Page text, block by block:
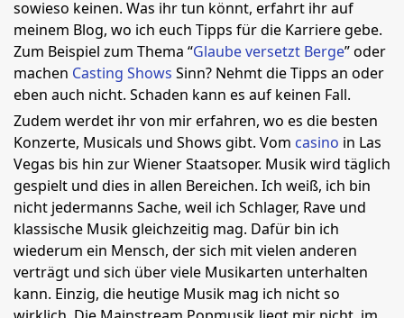
sowieso keinen. Was ihr tun könnt, erfahrt ihr auf
meinem Blog, wo ich euch Tipps für die Karriere gebe.
Zum Beispiel zum Thema “Glaube versetzt Berge” oder
machen Casting Shows Sinn? Nehmt die Tipps an oder
eben auch nicht. Schaden kann es auf keinen Fall.
Zudem werdet ihr von mir erfahren, wo es die besten
Konzerte, Musicals und Shows gibt. Vom casino in Las
Vegas bis hin zur Wiener Staatsoper. Musik wird täglich
gespielt und dies in allen Bereichen. Ich weiß, ich bin
nicht jedermanns Sache, weil ich Schlager, Rave und
klassische Musik gleichzeitig mag. Dafür bin ich
wiederum ein Mensch, der sich mit vielen anderen
verträgt und sich über viele Musikarten unterhalten
kann. Einzig, die heutige Musik mag ich nicht so